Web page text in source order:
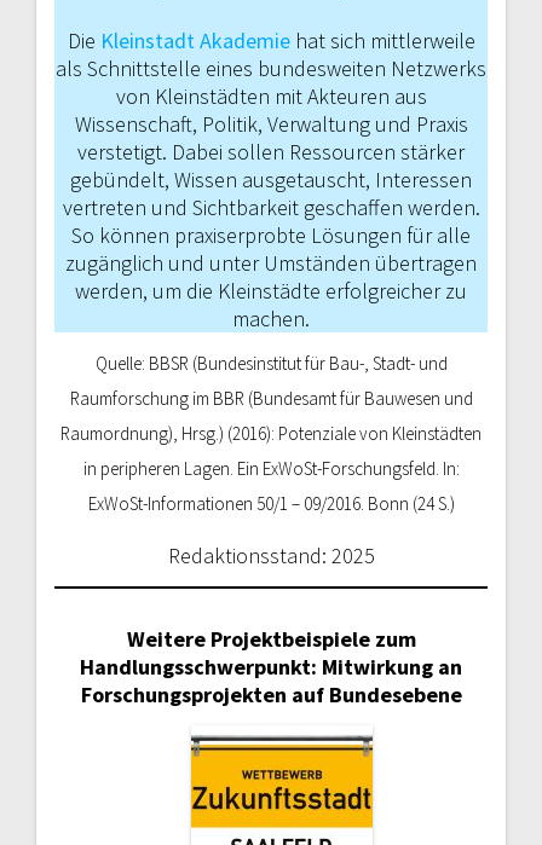
Die Kleinstadt Akademiehat sich mittlerweile
als Schnittstelle eines bundesweiten Netzwerks
von Kleinstädten mit Akteuren aus
Wissenschaft, Politik, Verwaltung und Praxis
verstetigt. Dabei sollen Ressourcen stärker
gebündelt, Wissen ausgetauscht, Interessen
vertreten und Sichtbarkeit geschaffen werden.
So können praxiserprobte Lösungen für alle
zugänglich und unter Umständen übertragen
werden, um die Kleinstädte erfolgreicher zu
machen.
Quelle: BBSR (Bundesinstitut für Bau-, Stadt- und
Raumforschung im BBR (Bundesamt für Bauwesen und
Raumordnung), Hrsg.) (2016): Potenziale von Kleinstädten
in peripheren Lagen. Ein ExWoSt-Forschungsfeld. In:
ExWoSt-Informationen 50/1 – 09/2016. Bonn (24 S.)
Redaktionsstand: 2025
Weitere Projektbeispiele zum
Handlungsschwerpunkt: Mitwirkung an
Forschungsprojekten auf Bundesebene